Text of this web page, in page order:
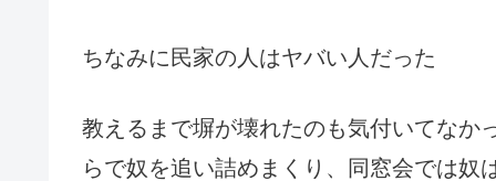
ちなみに民家の人はヤバい人だった
教えるまで塀が壊れたのも気付いてなか
らで奴を追い詰めまくり、同窓会では